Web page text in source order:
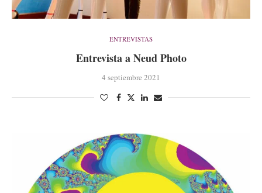
ENTREVISTAS
Entrevista a Neud Photo
4 septiembre 2021